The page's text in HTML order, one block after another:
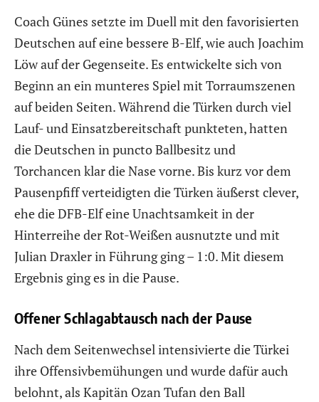
Coach Günes setzte im Duell mit den favorisierten
Deutschen auf eine bessere B-Elf, wie auch Joachim
Löw auf der Gegenseite. Es entwickelte sich von
Beginn an ein munteres Spiel mit Torraumszenen
auf beiden Seiten. Während die Türken durch viel
Lauf- und Einsatzbereitschaft punkteten, hatten
die Deutschen in puncto Ballbesitz und
Torchancen klar die Nase vorne. Bis kurz vor dem
Pausenpfiff verteidigten die Türken äußerst clever,
ehe die DFB-Elf eine Unachtsamkeit in der
Hinterreihe der Rot-Weißen ausnutzte und mit
Julian Draxler in Führung ging – 1:0. Mit diesem
Ergebnis ging es in die Pause.
Offener Schlagabtausch nach der Pause
Nach dem Seitenwechsel intensivierte die Türkei
ihre Offensivbemühungen und wurde dafür auch
belohnt, als Kapitän Ozan Tufan den Ball